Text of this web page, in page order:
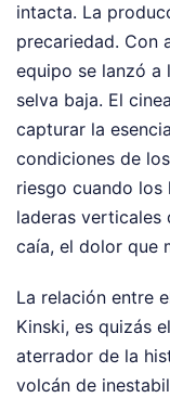
intacta. La
precariedad. Con
equipo se lanzó a
selva baja. El
capturar la
condiciones de
riesgo cuando los
laderas verticales
caía, el dolor que
La relación entre
Kinski, es quizás
aterrador de la
volcán de